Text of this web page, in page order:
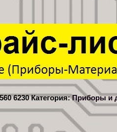
6230 Категория:Приборы и